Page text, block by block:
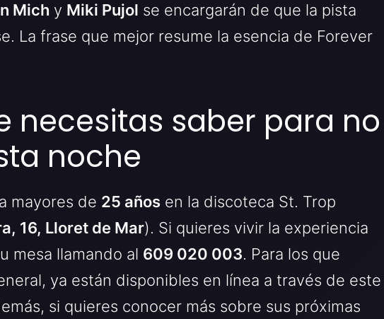
Mich y Miki Pujol se encargarán de que la pista
La frase que mejor resume la esencia de Forever
necesitas saber para no
noche
mayores de 25 años en la discoteca St. Trop
16, Lloret de Mar). Si quieres vivir la experiencia
mesa llamando al 609 020 003. Para los que
ya están disponibles en línea a través de este
si quieres conocer más sobre sus próximas